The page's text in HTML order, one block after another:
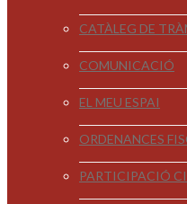
CATÀLEG DE
COMUNICACIÓ
EL MEU ESPAI
ORDENANCES
PARTICIPACIÓ